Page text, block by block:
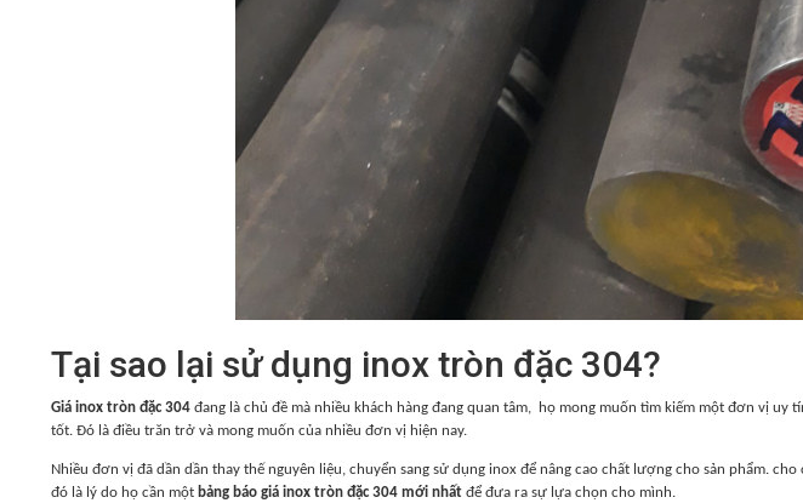
Tại sao lại sử dụng inox tròn đặc 304?
Giá inox tròn đặc 304 đang là chủ đề mà nhiều khách hàng đang quan tâm, họ mong muốn tìm kiếm một đơn vị uy
tốt. Đó là điều trăn trở và mong muốn của nhiều đơn vị hiện nay.
Nhiều đơn vị đã dần dần thay thế nguyên liệu, chuyển sang sử dụng inox để nâng cao chất lượng cho sản phẩm.
đó là lý do họ cần một bảng báo giá inox tròn đặc 304 mới nhất để đưa ra sự lựa chọn cho mình.